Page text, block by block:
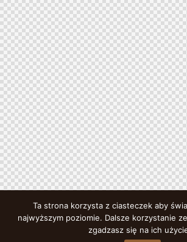
Ta strona korzysta z ciasteczek aby
najwyższym poziomie. Dalsze korzystanie
zgadzasz się na ich